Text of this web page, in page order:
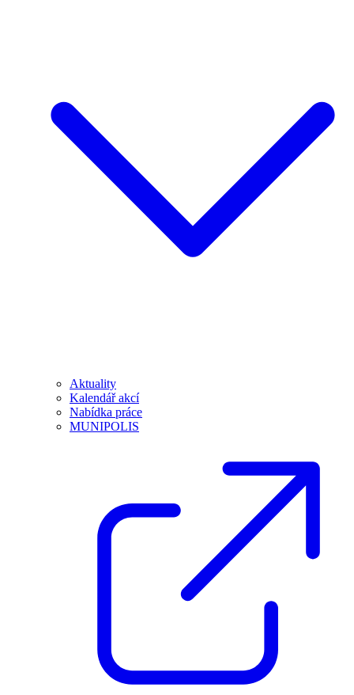
Aktuality
Kalendář akcí
Nabídka práce
MUNIPOLIS